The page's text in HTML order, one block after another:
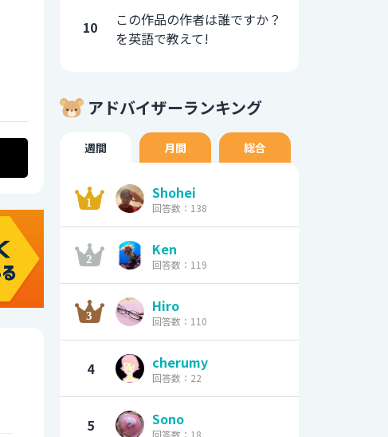
10
この作品の作者は誰ですか？
を英語で教えて!
アドバイザーランキング
週間 月間 総合
Shohei
回答数：138
Ken
回答数：119
Hiro
回答数：110
4 cherumy
回答数：22
5 Sono
回答数：18